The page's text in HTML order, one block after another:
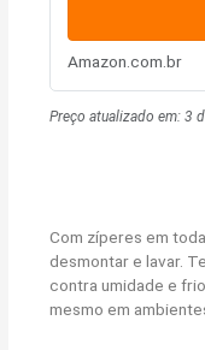
Amazon.com.br
Preço atualizado em:3
Com zíperes em
desmontar e lavar.
contra umidade e
mesmo em